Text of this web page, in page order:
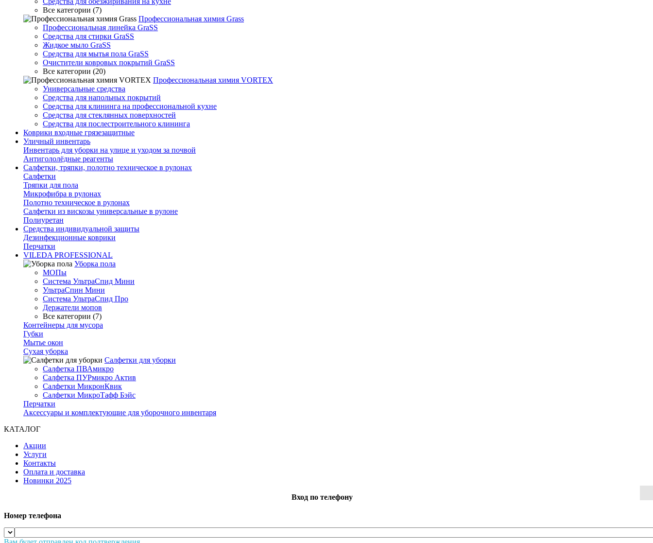
Все категории (7)
Профессиональная химия Grass
Профессиональная линейка GraSS
Средства для стирки GraSS
Жидкое мыло GraSS
Средства для мытья пола GraSS
Очистители ковровых покрытий GraSS
Все категории (20)
Профессиональная химия VORTEX
Универсальные средства
Средства для напольных покрытий
Средства для клининга на профессиональной кухне
Средства для стеклянных поверхностей
Средства для послестроительного клининга
Коврики входные грязезащитные
Уличный инвентарь
Инвентарь для уборки на улице и уходом за почвой
Антигололёдные реагенты
Салфетки, тряпки, полотно техническое в рулонах
Салфетки
Тряпки для пола
Микрофибра в рулонах
Полотно техническое в рулонах
Салфетки из вискозы универсальные в рулоне
Полиуретан
Средства индивидуальной защиты
Дезинфекционные коврики
Перчатки
VILEDA PROFESSIONAL
Уборка пола
МОПы
Система УльтраСпид Мини
УльтраСпин Мини
Система УльтраСпид Про
Держатели мопов
Все категории (7)
Контейнеры для мусора
Губки
Мытье окон
Сухая уборка
Салфетки для уборки
Салфетка ПВАмикро
Салфетка ПУРмикро Актив
Салфетки МикронКвик
Салфетки МикроТафф Бэйс
Перчатки
Аксессуары и комплектующие для уборочного инвентаря
КАТАЛОГ
Акции
Услуги
Контакты
Оплата и доставка
Новинки 2025
Вход по телефону
Номер телефона